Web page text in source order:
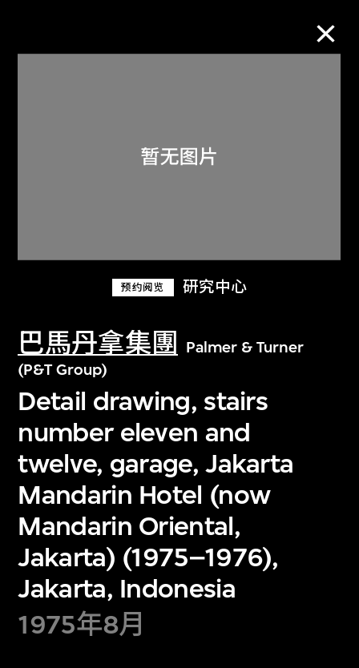
预约阅览 研究中心
巴馬丹拿集團
Palmer & Turner
(P&T Group)
Detail drawing, stairs
number eleven and
twelve, garage, Jakarta
Mandarin Hotel (now
Mandarin Oriental,
Jakarta) (1975–1976),
Jakarta, Indonesia
1975年8月
关于M+藏品
探索世界顶级的二十及二十一世纪视觉
文化藏品。